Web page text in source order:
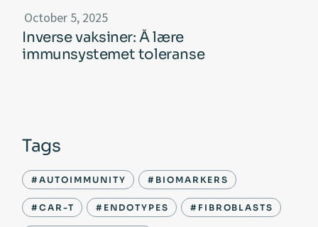
October 5, 2025
Inverse vaksiner: Å lære
immunsystemet toleranse
Tags
#AUTOIMMUNITY #BIOMARKERS
#CAR-T #ENDOTYPES #FIBROBLASTS